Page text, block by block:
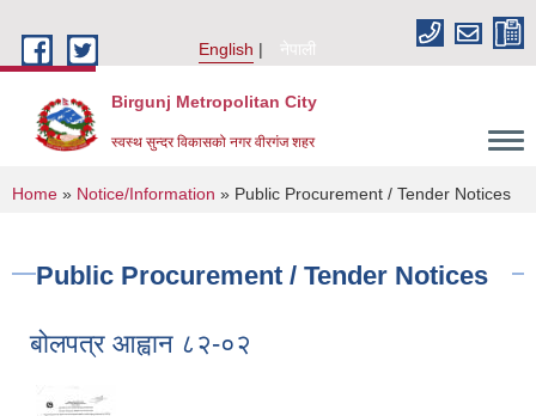
English
नेपाली
Birgunj Metropolitan City
स्वस्थ सुन्दर विकासको नगर वीरगंज शहर
You are here
Home » Notice/Information » Public Procurement / Tender Notices
Public Procurement / Tender Notices
बोलपत्र आह्वान ८२-०२